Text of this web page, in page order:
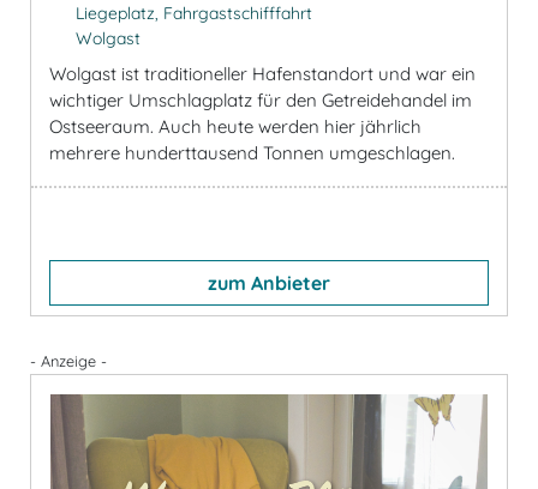
Liegeplatz, Fahrgastschifffahrt
Wolgast
Wolgast ist traditioneller Hafenstandort und war ein
wichtiger Umschlagplatz für den Getreidehandel im
Ostseeraum. Auch heute werden hier jährlich
mehrere hunderttausend Tonnen umgeschlagen.
zum Anbieter
- Anzeige -